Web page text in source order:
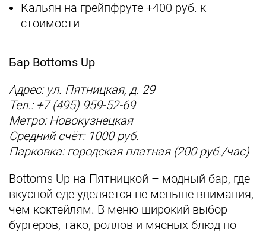
Кальян на грейпфруте +400 руб. к
стоимости
Бар Bottoms Up
Адрес: ул. Пятницкая, д. 29
Тел.: +7 (495) 959-52-69
Метро: Новокузнецкая
Средний счёт: 1000 руб.
Парковка: городская платная (200 руб./час)
Bottoms Up на Пятницкой – модный бар, где
вкусной еде уделяется не меньше внимания,
чем коктейлям. В меню широкий выбор
бургеров, тако, роллов и мясных блюд по